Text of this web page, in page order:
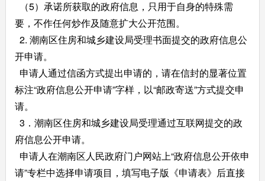
（5）承诺所获取的政府信息，只用于自身的特殊需
要，不作任何炒作及随意扩大公开范围。
2. 潮南区住房和城乡建设局受理书面提交的政府信息公
开申请。
申请人通过信函方式提出申请的，请在信封的显著位置
标注“政府信息公开申请”字样，以“邮政寄送”方式提交申
请。
3．潮南区住房和城乡建设局受理通过互联网提交的政
府信息公开申请。
申请人在潮南区人民政府门户网站上“政府信息公开依申
请”专栏中选择申请项目，填写电子版《申请表》后直接